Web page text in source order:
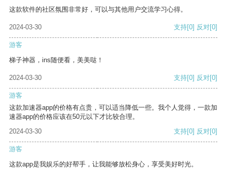
这款软件的社区氛围非常好，可以与其他用户交流学习心得。
2024-03-30 支持[0] 反对[0]
游客
梯子神器，ins随便看，美美哒！
2024-03-30 支持[0] 反对[0]
游客
这款加速器app的价格有点贵，可以适当降低一些。我个人觉得，一款加
速器app的价格应该在50元以下才比较合理。
2024-03-30
支持[0] 反对[0]
游客
这款app是我娱乐的好帮手，让我能够放松身心，享受美好时光。